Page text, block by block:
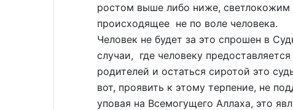
ростом выше либо ниже, светлокожим
происходящее не по воле человека.
Человек не будет за это спрошен в
случаи, где человеку
родителей и остаться сиротой это
вот, проявить к этому терпение, не
уповая на Всемогущего Аллаха, это